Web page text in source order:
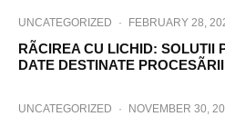
UNCATEGORIZED · FEBRUARY 28,
RÃCIREA CU LICHID: SOLUTII
DATE DESTINATE
UNCATEGORIZED · NOVEMBER 30,